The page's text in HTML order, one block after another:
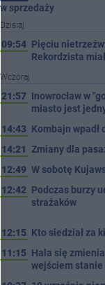
w sprzedaży
Dzisiaj
09:54 Pięciu
Rekordzista
Wczoraj
21:57 Inowrocław w
miasto jest
14:43 Kombajn wpadł
14:21 Zmiany dla
12:49 W sobotę
12:42 Podczas burzy
strażaków
12:15 Kto siedział za
11:15 Hala się
wejściem stanie